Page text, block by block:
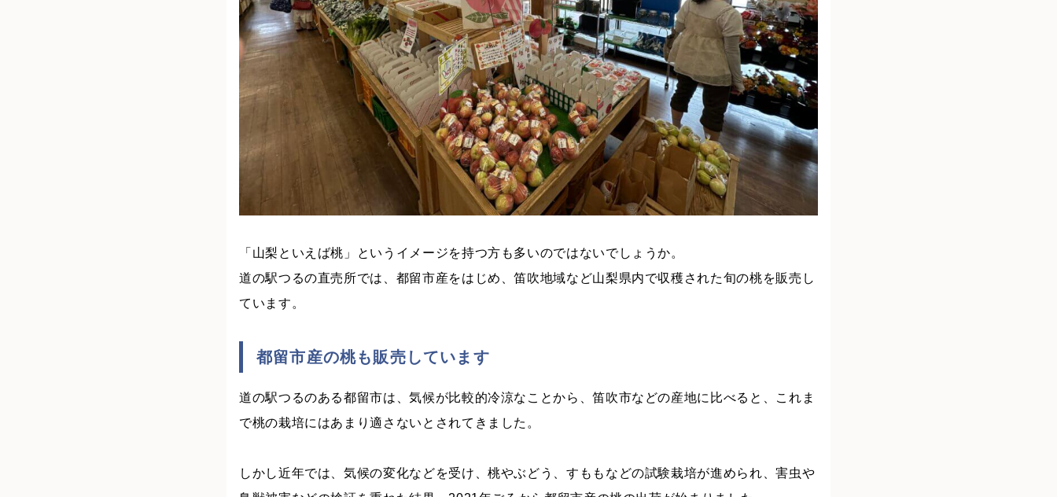
「山梨といえば桃」というイメージを持つ方も多いのではないでしょうか。
道の駅つるの直売所では、都留市産をはじめ、笛吹地域など山梨県内で収穫された旬の桃を販売し
ています。
都留市産の桃も販売しています
道の駅つるのある都留市は、気候が比較的冷涼なことから、笛吹市などの産地に比べると、これま
で桃の栽培にはあまり適さないとされてきました。
しかし近年では、気候の変化などを受け、桃やぶどう、すももなどの試験栽培が進められ、害虫や